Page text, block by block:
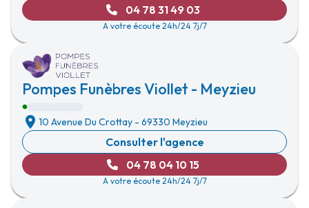
04 78 31 49 03
A votre écoute 24h/24 7j/7
Pompes Funèbres Viollet - Meyzieu
10 Avenue Du Crottay - 69330 Meyzieu
Consulter l'agence
04 78 04 10 15
A votre écoute 24h/24 7j/7